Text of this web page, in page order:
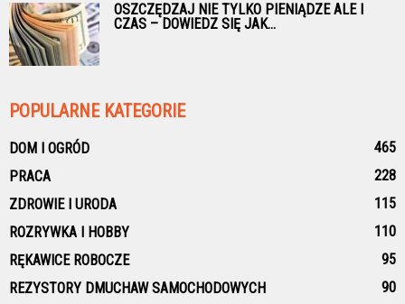
OSZCZĘDZAJ NIE TYLKO PIENIĄDZE ALE I
CZAS – DOWIEDZ SIĘ JAK...
POPULARNE KATEGORIE
DOM I OGRÓD
465
PRACA
228
ZDROWIE I URODA
115
ROZRYWKA I HOBBY
110
RĘKAWICE ROBOCZE
95
REZYSTORY DMUCHAW SAMOCHODOWYCH
90